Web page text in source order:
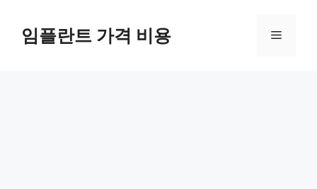
content임플란트 가격 비용 Menu